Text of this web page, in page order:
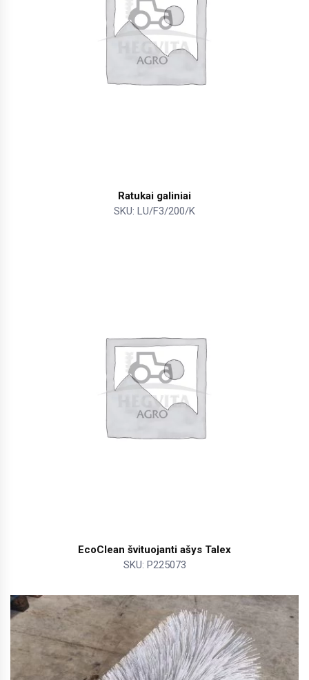
Ratukai galiniai
SKU: LU/F3/200/K
EcoClean švituojanti ašys Talex
SKU: P225073